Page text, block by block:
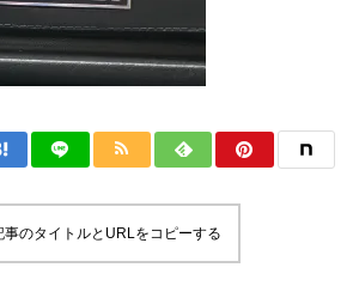
事のタイトルとURLをコピーする